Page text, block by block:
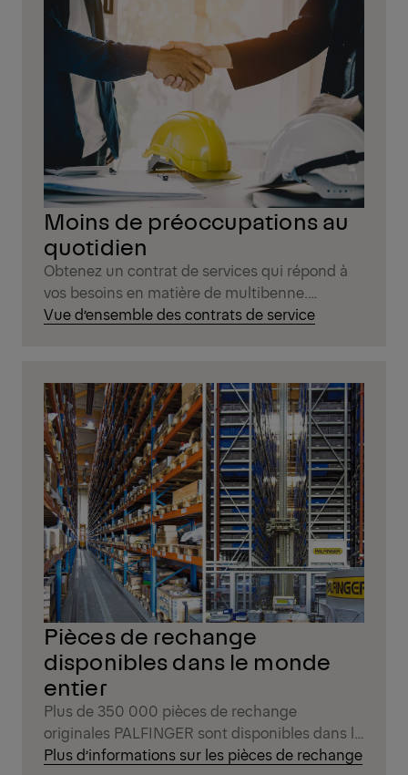
Moins de préoccupations au
quotidien
Obtenez un contrat de services qui répond à
vos besoins en matière de multibenne.
Simplicité, sécurité, gain de temps et d’argent.
Vue d’ensemble des contrats de service
Pièces de rechange
disponibles dans le monde
entier
Plus de 350 000 pièces de rechange
originales PALFINGER sont disponibles dans le
monde entier, livraison rapide.
Plus d’informations sur les pièces de rechange